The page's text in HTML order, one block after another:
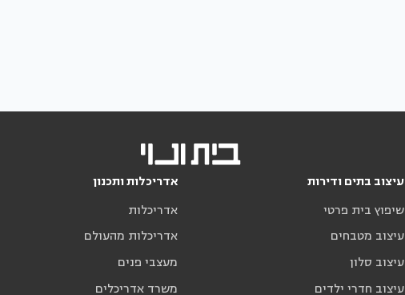
עיצוב בתים ודירות
שיפוץ בית פרטי
עיצוב מטבחים
עיצוב סלון
עיצוב חדרי ילדים
אדריכלות ותכנון
אדריכלות
אדריכלות מהעולם
מעצבי פנים
משרד אדריכלים